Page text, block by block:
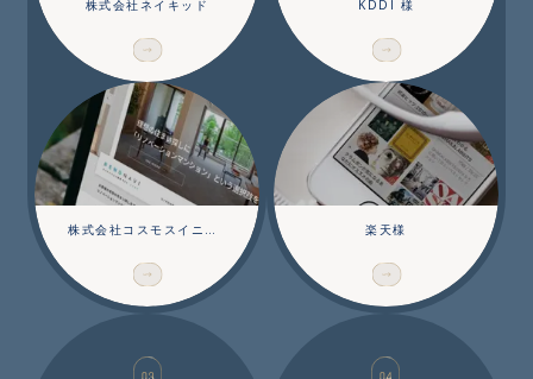
株式会社ネイキッド
株式会社コスモスイニシア
KDDI 様
楽天様